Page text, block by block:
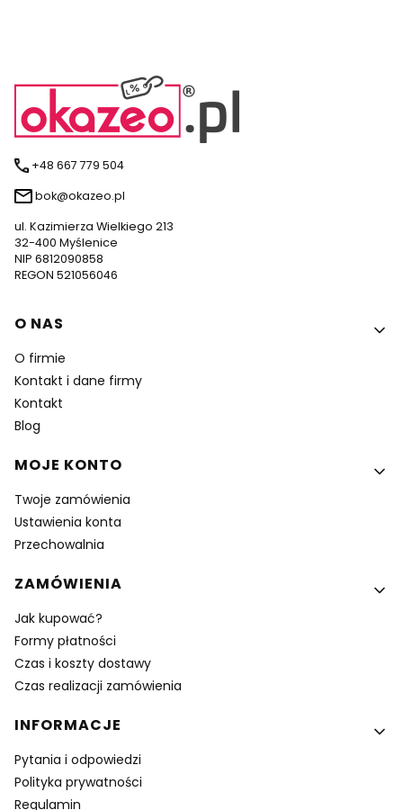
+48 667 779 504
bok@okazeo.pl
ul. Kazimierza Wielkiego 213
32-400 Myślenice
NIP 6812090858
REGON 521056046
Linki w stopce
O NAS
O firmie
Kontakt i dane firmy
Kontakt
Blog
MOJE KONTO
Twoje zamówienia
Ustawienia konta
Przechowalnia
ZAMÓWIENIA
Jak kupować?
Formy płatności
Czas i koszty dostawy
Czas realizacji zamówienia
INFORMACJE
Pytania i odpowiedzi
Polityka prywatności
Regulamin